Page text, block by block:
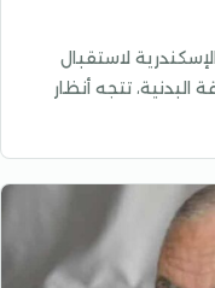
لاستقبال
البدنية، تتجه أنظار